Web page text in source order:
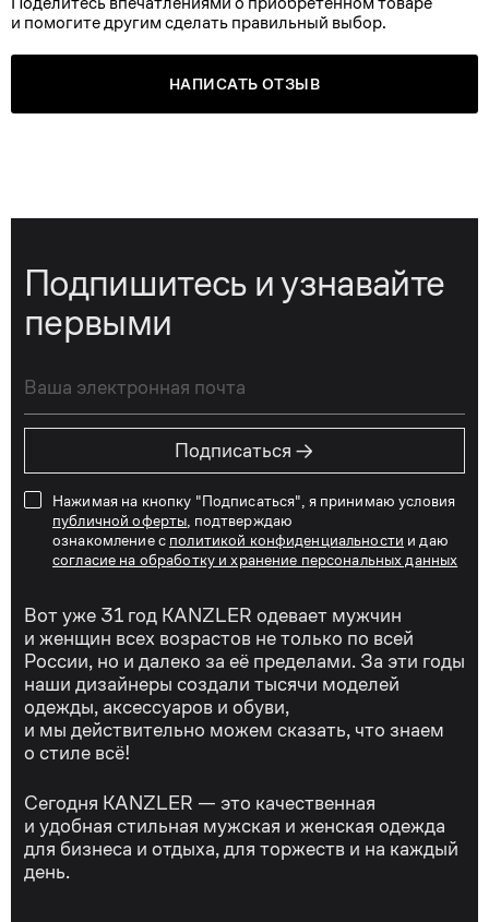
и помогите другим сделать правильный выбор.
НАПИСАТЬ ОТЗЫВ
Подпишитесь и узнавайте
первыми
Подписаться →
Нажимая на кнопку "Подписаться", я принимаю условия
публичной оферты , подтверждаю
ознакомление с политикой конфиденциальности и даю
согласие на обработку и хранение персональных данных
Вот уже 31 год KANZLER одевает мужчин
и женщин всех возрастов не только по всей
России, но и далеко за её пределами. За эти годы
наши дизайнеры создали тысячи моделей
одежды, аксессуаров и обуви,
и мы действительно можем сказать, что знаем
о стиле всё!
Сегодня KANZLER — это качественная
и удобная стильная мужская и женская одежда
для бизнеса и отдыха, для торжеств и на каждый
день.